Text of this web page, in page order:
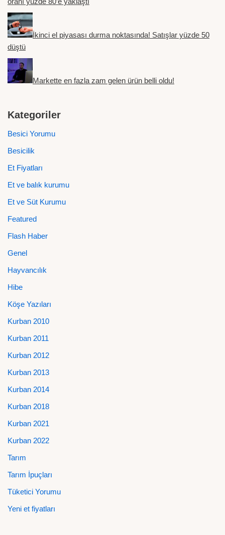
İkinci el piyasası durma noktasında! Satışlar yüzde 50
düştü
Markette en fazla zam gelen ürün belli oldu!
Kategoriler
Besici Yorumu
Besicilik
Et Fiyatları
Et ve balık kurumu
Et ve Süt Kurumu
Featured
Flash Haber
Genel
Hayvancılık
Hibe
Köşe Yazıları
Kurban 2010
Kurban 2011
Kurban 2012
Kurban 2013
Kurban 2014
Kurban 2018
Kurban 2021
Kurban 2022
Tarım
Tarım İpuçları
Tüketici Yorumu
Yeni et fiyatları